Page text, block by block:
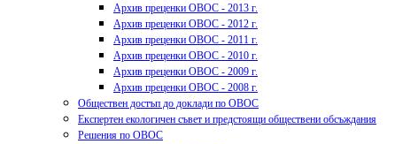
Архив преценки ОВОС - 2013 г.
Архив преценки ОВОС - 2012 г.
Архив преценки ОВОС - 2011 г.
Архив преценки ОВОС - 2010 г.
Архив преценки ОВОС - 2009 г.
Архив преценки ОВОС - 2008 г.
Обществен достъп до доклади по ОВОС
Експертен екологичен съвет и предстоящи обществени обсъждания
Решения по ОВОС